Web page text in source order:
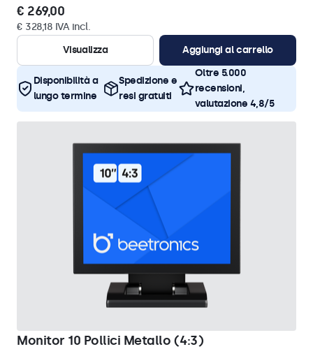
€ 269,00
€ 328,18 IVA incl.
Visualizza
Aggiungi al carrello
Disponibilità a
lungo termine
Spedizione e
resi gratuiti
Oltre 5.000
recensioni,
valutazione 4,8/5
Monitor 10 Pollici Metallo (4:3)